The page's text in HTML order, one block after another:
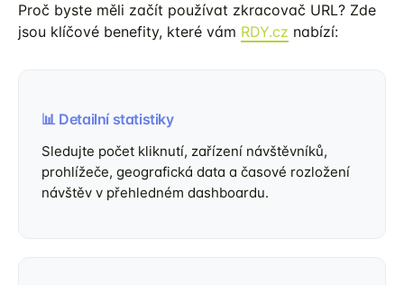
Proč byste měli začít používat zkracovač URL? Zde
jsou klíčové benefity, které vám RDY.cz nabízí:
📊 Detailní statistiky
Sledujte počet kliknutí, zařízení návštěvníků,
prohlížeče, geografická data a časové rozložení
návštěv v přehledném dashboardu.